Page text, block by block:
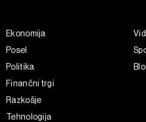
Ekonomija
Posel
Politika
Finančni trgi
Razkošje
Tehnologija